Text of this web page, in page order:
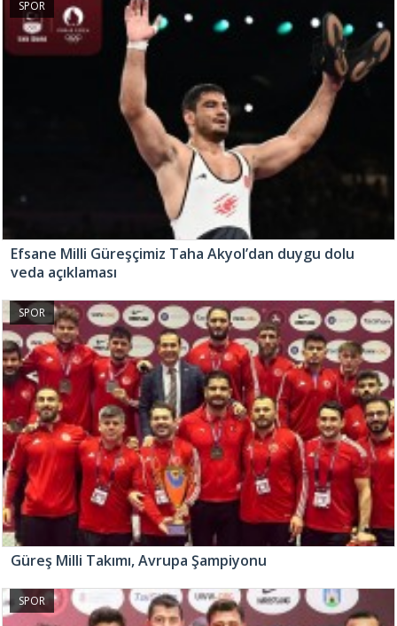
SPOR
Efsane Milli Güreşçimiz Taha Akyol’dan duygu dolu
veda açıklaması
SPOR
Güreş Milli Takımı, Avrupa Şampiyonu
SPOR